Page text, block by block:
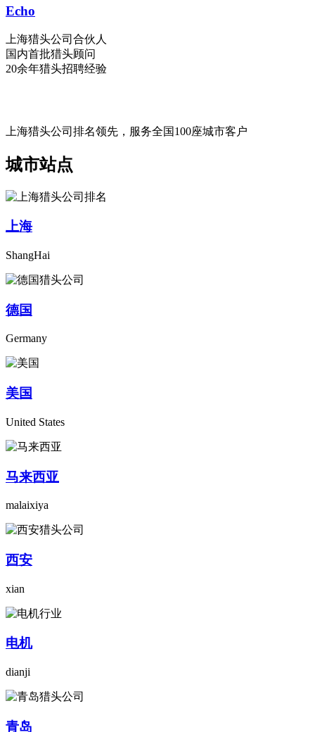
Echo
上海猎头公司合伙人
国内首批猎头顾问
20余年猎头招聘经验
上海猎头公司排名领先，服务全国100座城市客户
城市站点
上海
ShangHai
德国
Germany
美国
United States
马来西亚
malaixiya
西安
xian
电机
dianji
青岛